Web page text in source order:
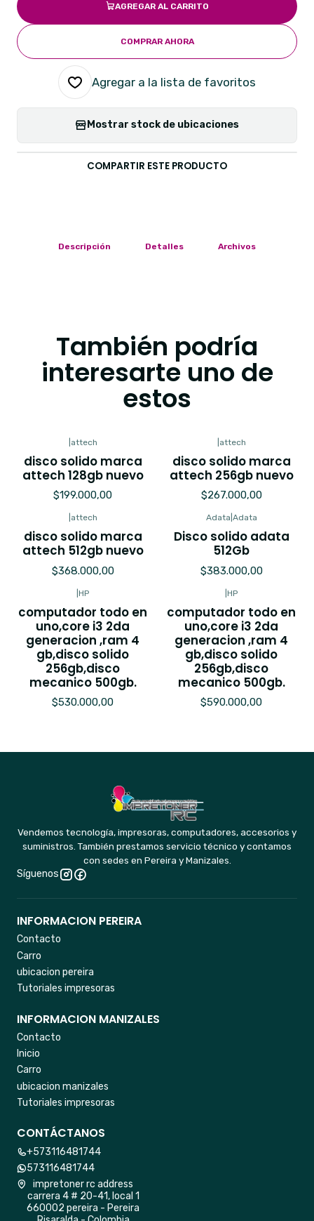
AGREGAR AL CARRITO
COMPRAR AHORA
Agregar a la lista de favoritos
Mostrar stock de ubicaciones
COMPARTIR ESTE PRODUCTO
Descripción Detalles Archivos
También podría
interesarte uno de
estos
attech
disco solido marca
attech 128gb nuevo
$199.000,00
attech
disco solido marca
attech 256gb nuevo
$267.000,00
attech
disco solido marca
attech 512gb nuevo
$368.000,00
Adata Adata
Disco solido adata
512Gb
$383.000,00
HP
computador todo en
uno,core i3 2da
generacion ,ram 4
gb,disco solido
256gb,disco
mecanico 500gb.
$530.000,00
HP
computador todo en
uno,core i3 2da
generacion ,ram 4
gb,disco solido
256gb,disco
mecanico 500gb.
$590.000,00
Vendemos tecnología, impresoras, computadores, accesorios y
suministros. También prestamos servicio técnico y contamos
con sedes en Pereira y Manizales.
Síguenos
INFORMACION PEREIRA
Contacto
Carro
ubicacion pereira
Tutoriales impresoras
INFORMACION MANIZALES
Contacto
Inicio
Carro
ubicacion manizales
Tutoriales impresoras
CONTÁCTANOS
+573116481744
573116481744
impretoner rc address
carrera 4 # 20-41, local 1
660002 pereira - Pereira